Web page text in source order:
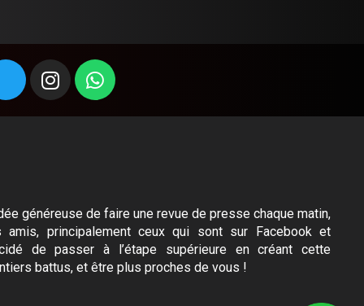
généreuse de faire une revue de presse chaque matin,
principalement ceux qui sont sur Facebook et
de passer à l’étape supérieure en créant cette
battus, et être plus proches de vous !